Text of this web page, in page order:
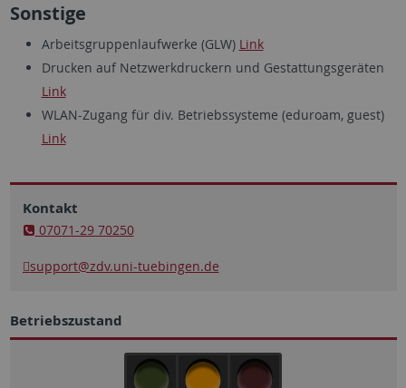
Sonstige
Arbeitsgruppenlaufwerke (GLW) Link
Drucken auf Netzwerkdruckern und Gestattungsgeräten
Link
WLAN-Zugang für div. Betriebssysteme (eduroam, guest)
Link
Kontakt
07071-29 70250
support@zdv.uni-tuebingen.de
Betriebszustand